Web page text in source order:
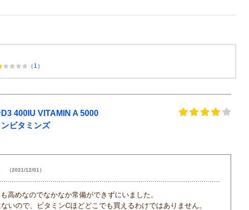
（1）
400IU VITAMIN A 5000
ビタミンズ
（2021/12/01）
高めなのでなかなか常備ができずにいました。
いので、ビタミンCほどどこでも買えるわけではありません。